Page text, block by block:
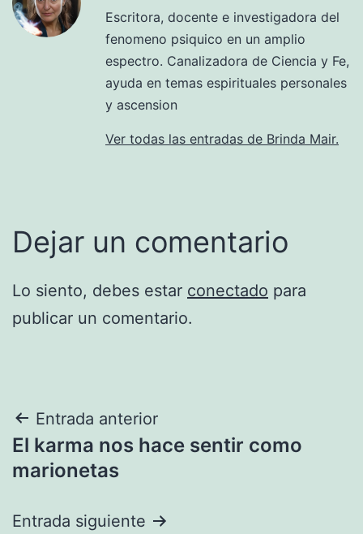
Escritora, docente e investigadora del
fenomeno psiquico en un amplio
espectro. Canalizadora de Ciencia y Fe,
ayuda en temas espirituales personales
y ascension
Ver todas las entradas de Brinda Mair.
Dejar un comentario
Lo siento, debes estar conectado para
publicar un comentario.
Navegación
de
Entrada anterior
El karma nos hace sentir como
marionetas
Entrada siguiente